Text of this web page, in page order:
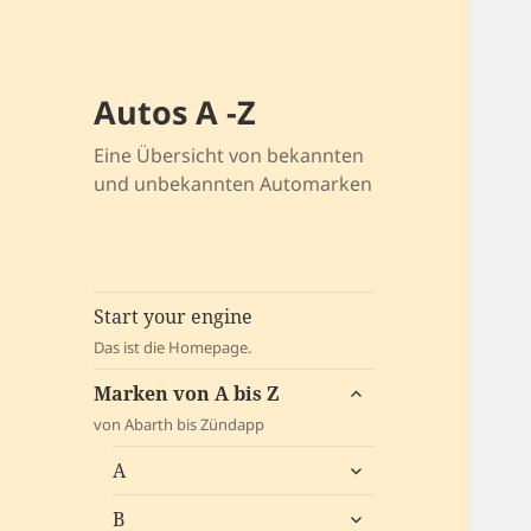
Autos A -Z
Eine Übersicht von bekannten
und unbekannten Automarken
Start your engine
Das ist die Homepage.
Marken von A bis Z
von Abarth bis Zündapp
untermenü
A
untermenü
B
untermenü